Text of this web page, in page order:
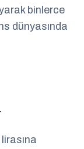
binlerce
dünyasında